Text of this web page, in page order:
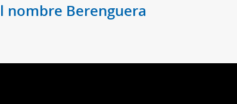
nombre Berenguera